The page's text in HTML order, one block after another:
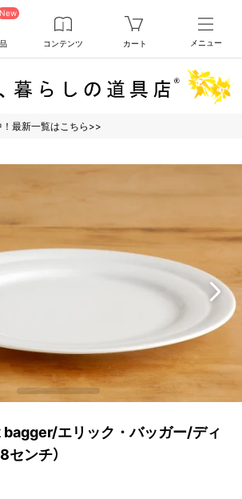
New
コンテンツ カート メニュー
最新一覧はこちら>>
エリック・バッガー/ディ
センチ）